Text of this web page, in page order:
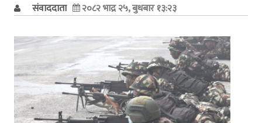
संवाददाता २०८२ भाद्र २५, बुधबार १३:२३